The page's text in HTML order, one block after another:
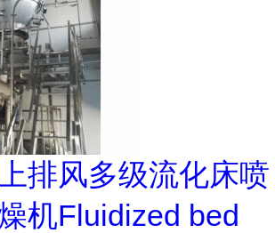
排风多级流化床喷
机Fluidized bed